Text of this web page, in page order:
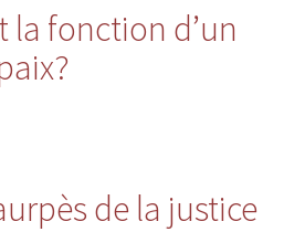
la fonction d’un
de la justice